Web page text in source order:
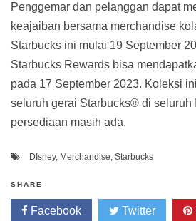
Penggemar dan pelanggan dapat
keajaiban bersama merchandise
Starbucks ini mulai 19 September
Starbucks Rewards bisa
pada 17 September 2023. Koleksi
seluruh gerai Starbucks® di seluruh
persediaan masih ada.
DIsney, Merchandise, Starbucks
SHARE
Facebook Twitter